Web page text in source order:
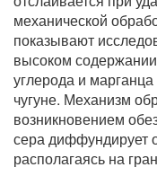
механической
показывают
высоком
углерода и
чугуне. Механизм
возникновением
сера диффундирует
располагаясь на